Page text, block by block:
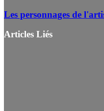
Les personnages de
Articles Liés